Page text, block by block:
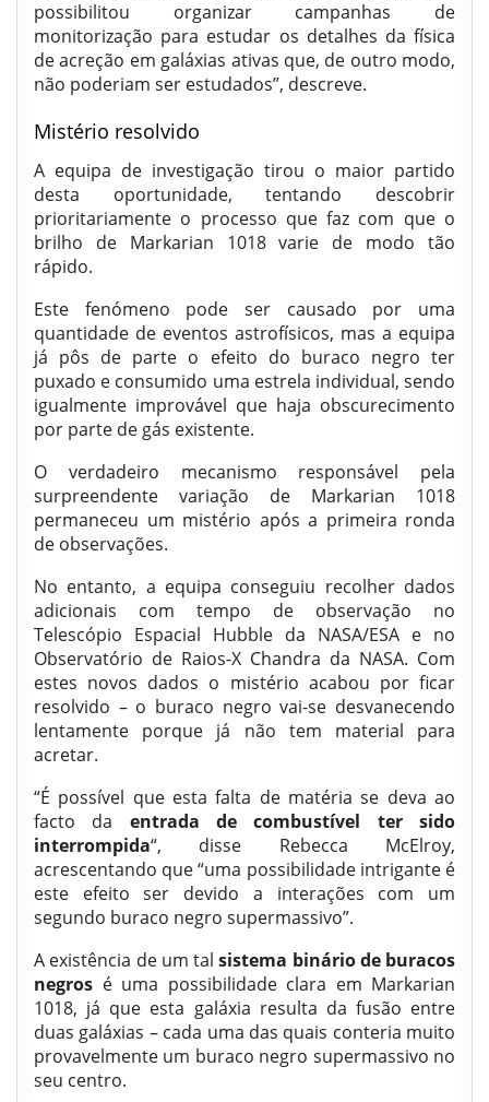
possibilitou organizar campanhas de
monitorização para estudar os detalhes da física
de acreção em galáxias ativas que, de outro modo,
não poderiam ser estudados”, descreve.
Mistério resolvido
A equipa de investigação tirou o maior partido
desta oportunidade, tentando descobrir
prioritariamente o processo que faz com que o
brilho de Markarian 1018 varie de modo tão
rápido.
Este fenómeno pode ser causado por uma
quantidade de eventos astrofísicos, mas a equipa
já pôs de parte o efeito do buraco negro ter
puxado e consumido uma estrela individual, sendo
igualmente improvável que haja obscurecimento
por parte de gás existente.
O verdadeiro mecanismo responsável pela
surpreendente variação de Markarian 1018
permaneceu um mistério após a primeira ronda
de observações.
No entanto, a equipa conseguiu recolher dados
adicionais com tempo de observação no
Telescópio Espacial Hubble da NASA/ESA e no
Observatório de Raios-X Chandra da NASA. Com
estes novos dados o mistério acabou por ficar
resolvido – o buraco negro vai-se desvanecendo
lentamente porque já não tem material para
acretar.
“É possível que esta falta de matéria se deva ao
facto da entrada de combustível ter sido
interrompida“, disse Rebecca McElroy,
acrescentando que “uma possibilidade intrigante é
este efeito ser devido a interações com um
segundo buraco negro supermassivo”.
A existência de um talsistema binário de buracos
negros é uma possibilidade clara em Markarian
1018, já que esta galáxia resulta da fusão entre
duas galáxias – cada uma das quais conteria muito
provavelmente um buraco negro supermassivo no
seu centro.